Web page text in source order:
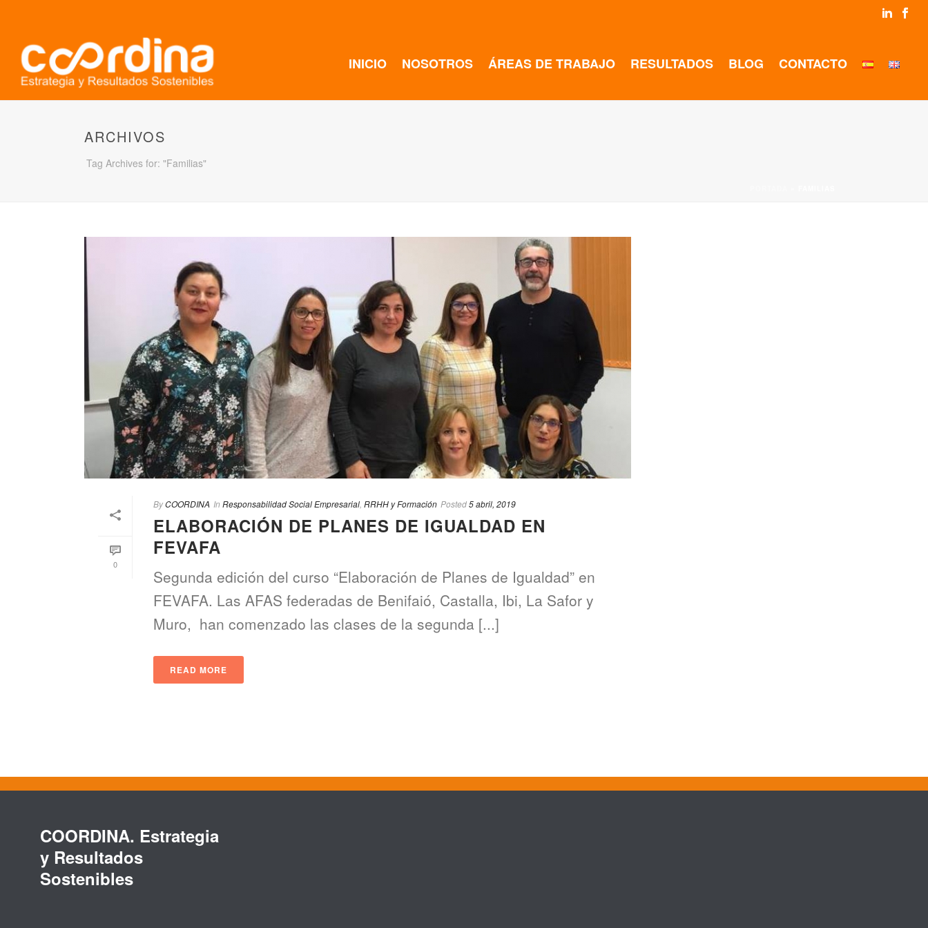
INICIO NOSOTROS ÁREAS DE TRABAJO RESULTADOS BLOG CONTACTO
ARCHIVOS
Tag Archives for: "Familias"
0
ByCOORDINA In Responsabilidad Social Empresarial RRHH y Formación Posted5 abril, 2019
ELABORACIÓN DE PLANES DE IGUALDAD EN
FEVAFA
Segunda edición del curso “Elaboración de Planes de Igualdad” en
FEVAFA. Las AFAS federadas de Benifaió, Castalla, Ibi, La Safor y
Muro, han comenzado las clases de la segunda [...]
READ MORE
COORDINA. Estrategia
y Resultados
Sostenibles